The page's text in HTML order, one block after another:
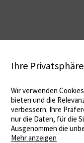
Ihre
Wir verwenden
bieten und die
verbessern. Ihre
nur die Daten, für die
Ausgenommen die
Mehr anzeigen